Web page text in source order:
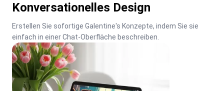
Konversationelles Design
Erstellen Sie sofortige Galentine's Konzepte, indem Sie sie
einfach in einer Chat-Oberfläche beschreiben.